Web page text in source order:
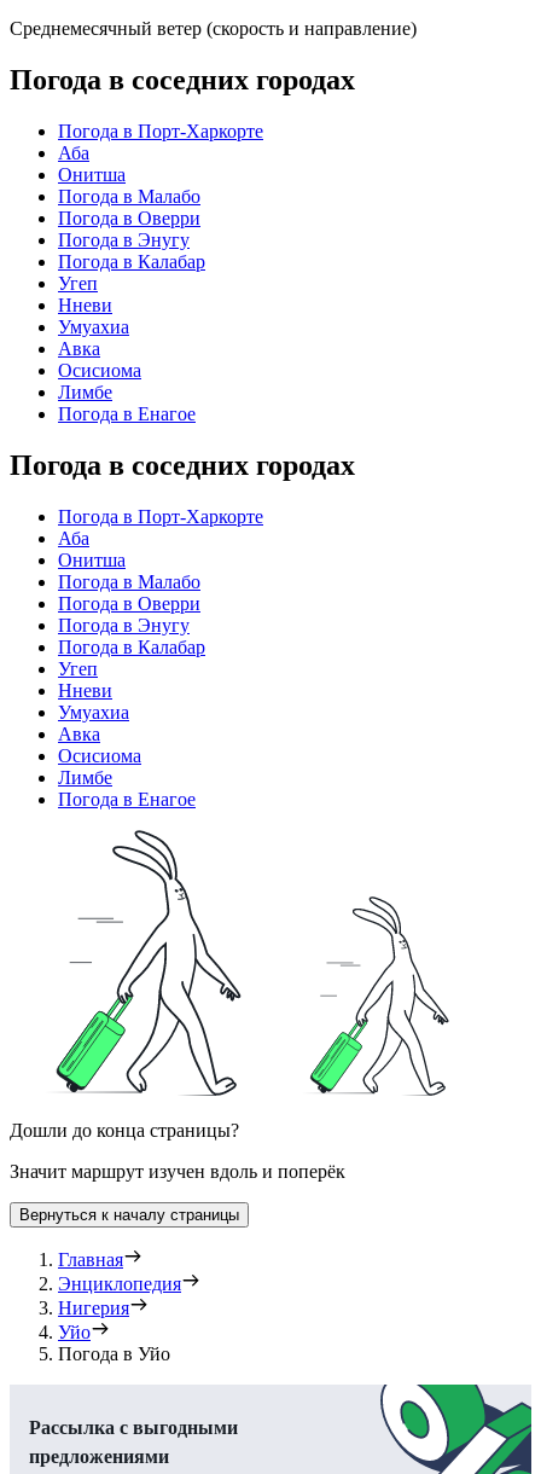
Среднемесячный ветер (скорость и направление)
Погода в соседних городах
Погода в Порт-Харкорте
Аба
Онитша
Погода в Малабо
Погода в Оверри
Погода в Энугу
Погода в Калабар
Угеп
Нневи
Умуахиа
Авка
Осисиома
Лимбе
Погода в Енагое
Погода в соседних городах
Погода в Порт-Харкорте
Аба
Онитша
Погода в Малабо
Погода в Оверри
Погода в Энугу
Погода в Калабар
Угеп
Нневи
Умуахиа
Авка
Осисиома
Лимбе
Погода в Енагое
Дошли до конца страницы?
Значит маршрут изучен вдоль и поперёк
Вернуться к началу страницы
Главная
Энциклопедия
Нигерия
Уйо
Погода в Уйо
Рассылка с выгодными
предложениями